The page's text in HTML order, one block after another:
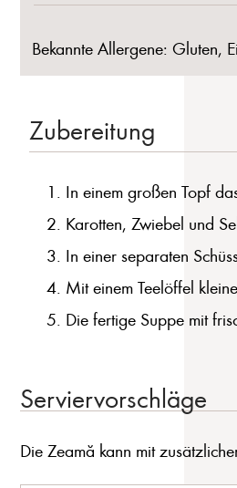
Bekannte Allergene: Gluten,
Zubereitung
In einem großen Topf
Karotten, Zwiebel und
In einer separaten
Mit einem Teelöffel
Die fertige Suppe mit
Serviervorschläge
Die Zeamă kann mit